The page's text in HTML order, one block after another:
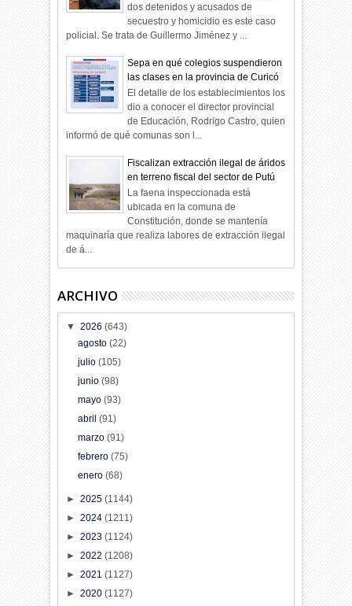
dos detenidos y acusados de
secuestro y homicidio es este caso
policial. Se trata de Guillermo Jiménez y ...
Sepa en qué colegios suspendieron
las clases en la provincia de Curicó
El detalle de los establecimientos los
dio a conocer el director provincial
de Educación, Rodrigo Castro, quien
informó de qué comunas son l...
Fiscalizan extracción ilegal de áridos
en terreno fiscal del sector de Putú
La faena inspeccionada está
ubicada en la comuna de
Constitución, donde se mantenía
maquinaría que realiza labores de extracción ilegal
de á...
ARCHIVO
▼2026(643)
agosto (22)
julio (105)
junio (98)
mayo (93)
abril (91)
marzo (91)
febrero (75)
enero (68)
►2025(1144)
►2024(1211)
►2023(1124)
►2022(1208)
►2021(1127)
►2020(1127)